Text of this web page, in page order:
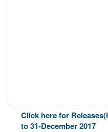
Click here for
to 31-December 2017